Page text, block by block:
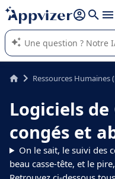
répondre (plusieurs lignes
L'IA de Appvizer vous guide
logiciel SaaS en entreprise.
Ressources Humaines
Logiciels
congés et
On le sait, le suivi des
beau casse-tête, et le